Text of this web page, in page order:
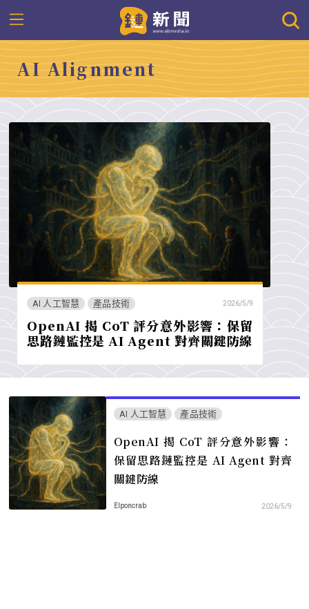
AI Alignment
AI 人工智慧 產品技術 2026/5/9
OpenAI 揭 CoT 評分意外影響：保留
思路鏈監控是 AI Agent 對齊關鍵防線
AI 人工智慧 產品技術
OpenAI 揭 CoT 評分意外影響：
保留思路鏈監控是 AI Agent 對齊
關鍵防線
Elponcrab 2026/5/9